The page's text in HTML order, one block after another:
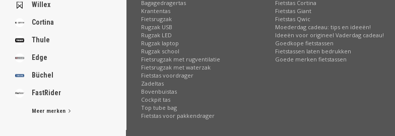
Willex
Cortina
Thule
Edge
Büchel
FastRider
Meer merken
Bagagedragertas
Krantentas
Fietsrugzak
Rugzak USB
Rugzak LED
Rugzak laptop
Rugzak school
Fietsrugzak met rugventilatie
Fietsrugzak met waterzak
Fietstas voordrager
Zadeltas
Bovenbuistas
Cockpit tas
Top tube bag
Fietstas voor pakkendrager
Fietstas Cortina
Fietstas Giant
Fietstas Qwic
Moederdag cadeau: tips en ideeën!
Ideeën voor origineel Vaderdag cadeau!
Goedkope fietstassen
Fietstassen laten bedrukken
Goede merken fietstassen